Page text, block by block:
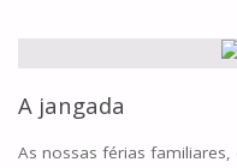
A jangada
As nossas férias